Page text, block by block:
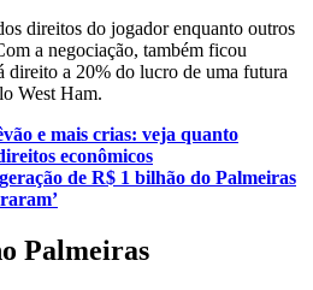
direitos do jogador enquanto outros
a negociação, também ficou
direito a 20% do lucro de uma futura
West Ham.
e mais crias: veja quanto
econômicos
de R$ 1 bilhão do Palmeiras
Palmeiras